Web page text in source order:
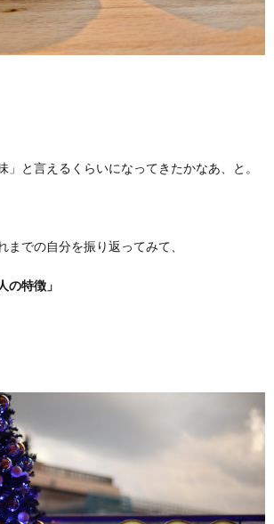
」と言えるくらいになってきたかなあ、と。
までの自分を振り返ってみて、
の特徴」